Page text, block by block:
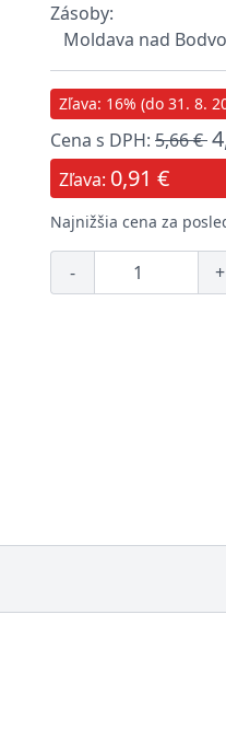
Zásoby:
Moldava nad
Zľava: 16% (do 31. 8.
Cena s DPH: 5,66 €
Zľava: 0,91 €
Najnižšia cena za
- +